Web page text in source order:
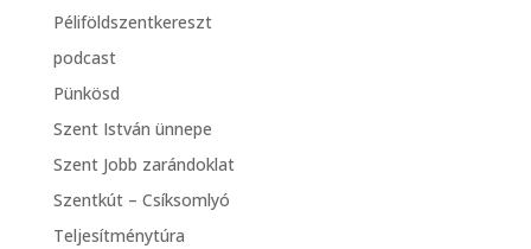
Péliföldszentkereszt
podcast
Pünkösd
Szent István ünnepe
Szent Jobb zarándoklat
Szentkút – Csíksomlyó
Teljesítménytúra